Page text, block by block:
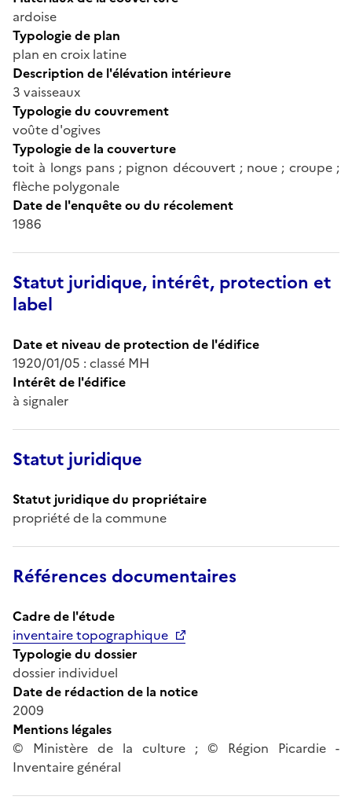
ardoise
Typologie de plan
plan en croix latine
Description de l'élévation intérieure
3 vaisseaux
Typologie du couvrement
voûte d'ogives
Typologie de la couverture
toit à longs pans ; pignon découvert ; noue ; croupe ;
flèche polygonale
Date de l'enquête ou du récolement
1986
Statut juridique, intérêt, protection et
label
Date et niveau de protection de l'édifice
1920/01/05 : classé MH
Intérêt de l'édifice
à signaler
Statut juridique
Statut juridique du propriétaire
propriété de la commune
Références documentaires
Cadre de l'étude
inventaire topographique
Typologie du dossier
dossier individuel
Date de rédaction de la notice
2009
Mentions légales
© Ministère de la culture ; © Région Picardie -
Inventaire général